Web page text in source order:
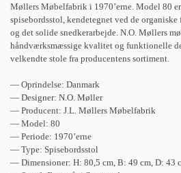
Møllers Møbelfabrik i 1970’erne. Model 80
spisebordsstol, kendetegnet ved de
og det solide snedkerarbejde. N.O. Møllers
håndværksmæssige kvalitet og funktionelle
velkendte stole fra producentens sortiment.
— Oprindelse: Danmark
— Designer: N.O. Møller
— Producent: J.L. Møllers Møbelfabrik
— Model: 80
— Periode: 1970’erne
— Type: Spisebordsstol
— Dimensioner: H: 80,5 cm, B: 49 cm, D: 43